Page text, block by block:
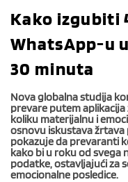
Kako izgubiti
WhatsApp-u
30 minuta
Nova globalna studija
prevare putem
koliku materijalnu i
osnovu iskustava žrtava
pokazuje da prevaranti
kako bi u roku od svega
podatke, ostavljajući za
emocionalne posledice.